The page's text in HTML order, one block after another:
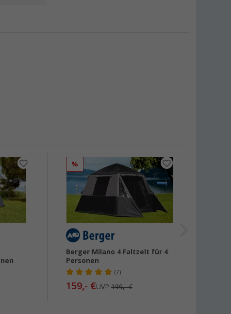
%
Berger Milano 4 Faltzelt für 4
Personen
(7)
159,- €UVP 199,- €